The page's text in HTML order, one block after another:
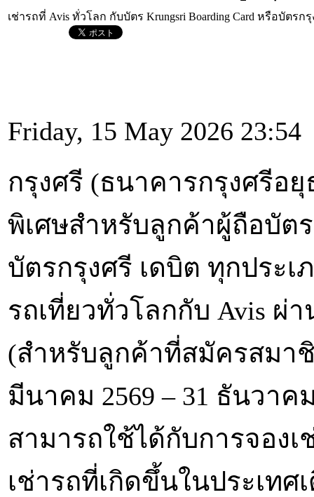
เช่ารถที่ Avis ทั่วโลก กับบัตร Krungsri Boarding Card หรือบัตรก
Friday, 15 May 2026 23:54
กรุงศรี (ธนาคารกรุงศรีอ
พิเศษสำหรับลูกค้าผู้ถือบัตร
บัตรกรุงศรี เดบิต ทุกประเ
รถเที่ยวทั่วโลกกับ Avis ผ่า
(สำหรับลูกค้าที่สมัครสมา
มีนาคม 2569 – 31 ธันวา
สามารถใช้ได้กับการจองเ
เช่ารถที่เกิดขึ้นในประเท